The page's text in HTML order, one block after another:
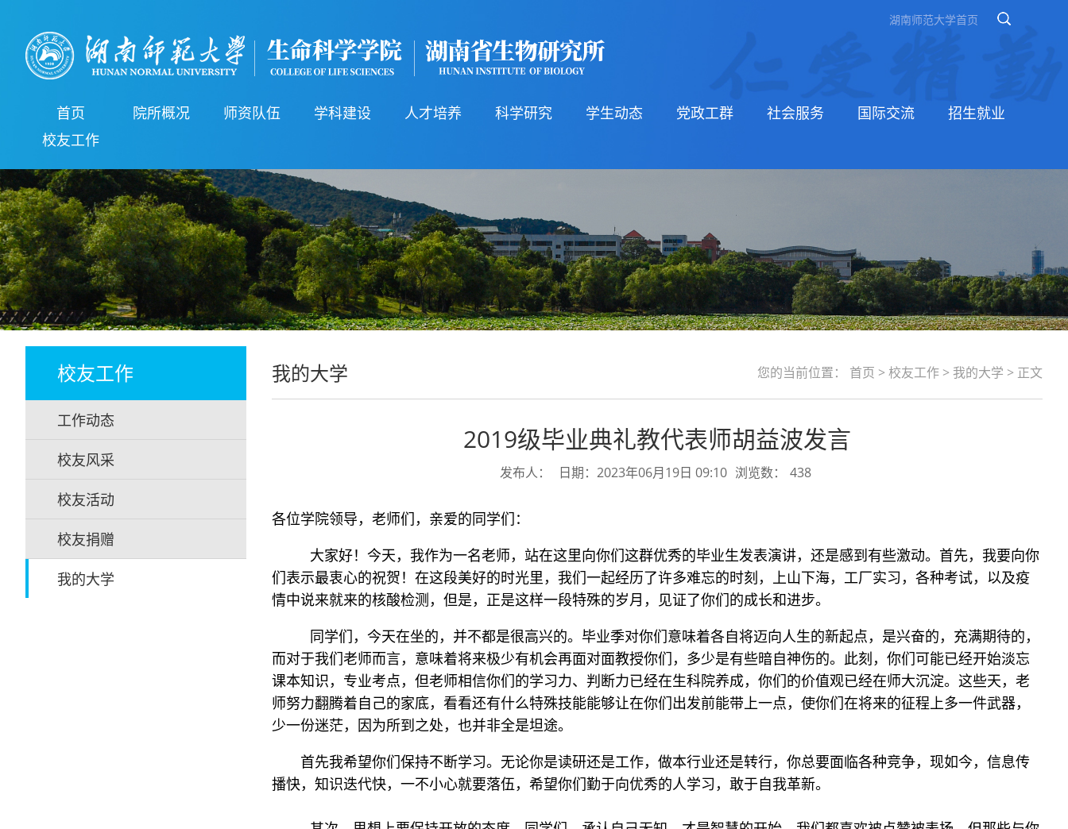
湖南师范大学首页
首页 院所概况 师资队伍 学科建设 人才培养 科学研究 学生动态 党政工群 社会服务 国际交流
招生就业
校友工作
校友工作
工作动态
校友风采
校友活动
校友捐赠
我的大学
我的大学 您的当前位置： 首页 > 校友工作 > 我的大学 > 正文
2019级毕业典礼教代表师胡益波发言
发布人： 日期：2023年06月19日 09:10 浏览数： 438
各位学院领导，老师们，亲爱的同学们：
大家好！今天，我作为一名老师，站在这里向你们这群优秀的毕业生发表演讲，还是感到有些激动。首先，我要向你
们表示最衷心的祝贺！在这段美好的时光里，我们一起经历了许多难忘的时刻，上山下海，工厂实习，各种考试，以及疫
情中说来就来的核酸检测，但是，正是这样一段特殊的岁月，见证了你们的成长和进步。
同学们，今天在坐的，并不都是很高兴的。毕业季对你们意味着各自将迈向人生的新起点，是兴奋的，充满期待的，
而对于我们老师而言，意味着将来极少有机会再面对面教授你们，多少是有些暗自神伤的。此刻，你们可能已经开始淡忘
课本知识，专业考点，但老师相信你们的学习力、判断力已经在生科院养成，你们的价值观已经在师大沉淀。这些天，老
师努力翻腾着自己的家底，看看还有什么特殊技能能够让在你们出发前能带上一点，使你们在将来的征程上多一件武器，
少一份迷茫，因为所到之处，也并非全是坦途。
首先我希望你们保持不断学习。无论你是读研还是工作，做本行业还是转行，你总要面临各种竞争，现如今，信息传
播快，知识迭代快，一不小心就要落伍，希望你们勤于向优秀的人学习，敢于自我革新。